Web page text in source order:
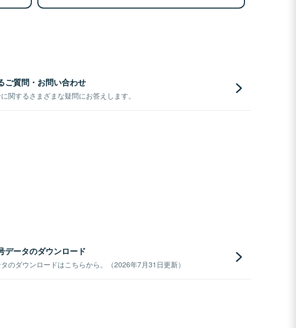
ご質問・お問い合わせ
関するさまざまな疑問にお答えします。
データのダウンロード
のダウンロードはこちらから。（2026年7月31日更新）